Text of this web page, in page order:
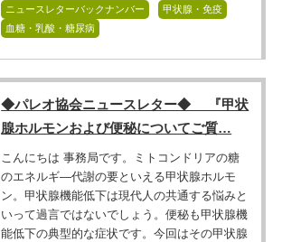
ニュースレターバックナンバー
甲状腺・免疫
血糖・乳酸・糖尿病
◆パレオ協会ニュースレター◆ 『甲状
腺ホルモンおよび便秘についてご質…
こんにちは 事務局です。ミトコンドリアの糖
のエネルギ―代謝の要といえる甲状腺ホルモ
ン。甲状腺機能低下は現代人の共通する悩みと
いって過言ではないでしょう。便秘も甲状腺機
能低下の典型的な症状です。今回はその甲状腺